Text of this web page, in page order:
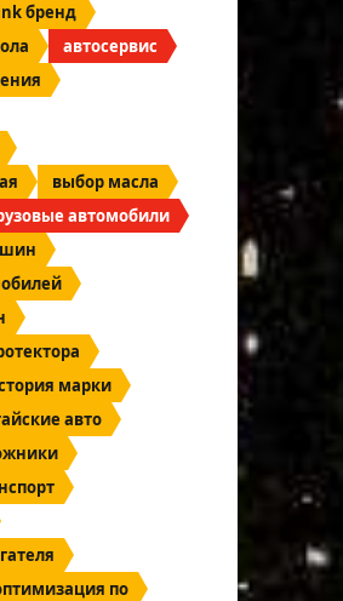
бренд
автосервис
выбор масла
автомобили
шин
марки
авто
по